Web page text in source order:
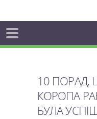
10
КОРОПА
БУЛА